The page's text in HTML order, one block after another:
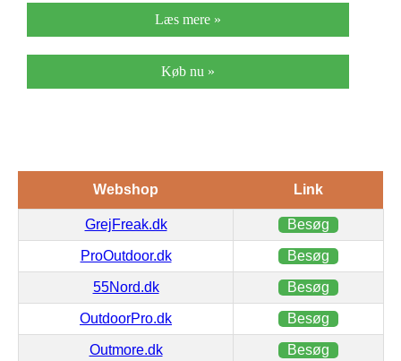
Læs mere »
Køb nu »
Webshop Link
GrejFreak.dk Besøg
ProOutdoor.dk Besøg
55Nord.dk Besøg
OutdoorPro.dk Besøg
Outmore.dk Besøg